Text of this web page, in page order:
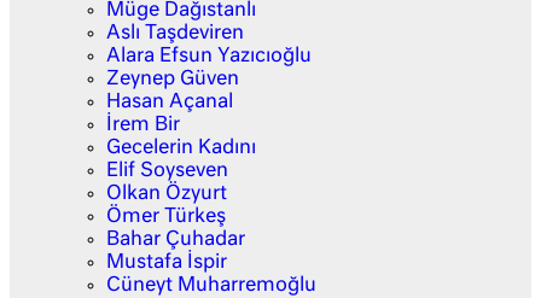
Müge Dağıstanlı
Aslı Taşdeviren
Alara Efsun Yazıcıoğlu
Zeynep Güven
Hasan Açanal
İrem Bir
Gecelerin Kadını
Elif Soyseven
Olkan Özyurt
Ömer Türkeş
Bahar Çuhadar
Mustafa İspir
Cüneyt Muharremoğlu